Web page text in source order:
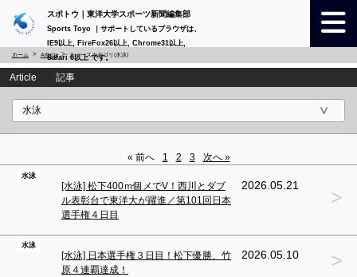
スポトウ｜東洋大学スポーツ新聞編集部
Sports Toyo ｜サポートしているブラウザは、
IE9以上, FireFox26以上, Chrome31以上,
Safari 6以上 です。
ホーム Article ニュースカテゴリ(水泳)
Article 記事
« 前へ 1 2 3 次へ »
水泳
[水泳] 松下400ｍ個メでV！西川とダブ
ル表彰台で東洋大が躍進／第101回日本
選手権４日目
2026.05.21
>
水泳
[水泳] 日本選手権３日目！松下優勝、竹
原４連覇達成！
2026.05.10 >